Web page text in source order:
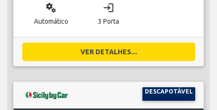
miscellaneous_services
Automático
login
3 Porta
VER DETALHES...
DESCAPOTÁVEL